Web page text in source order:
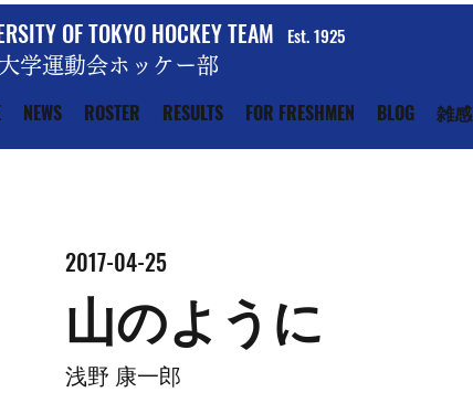
OF TOKYO HOCKEY TEAM
学運動会ホッケー部
Est. 1925
NEWS ROSTER RESULTS FOR FRESHMEN BLOG 雑感
2017-04-25
山のように
浅野 康一郎